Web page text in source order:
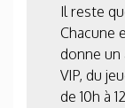
Il reste
Chacune
donne un
VIP, du
de 10h à